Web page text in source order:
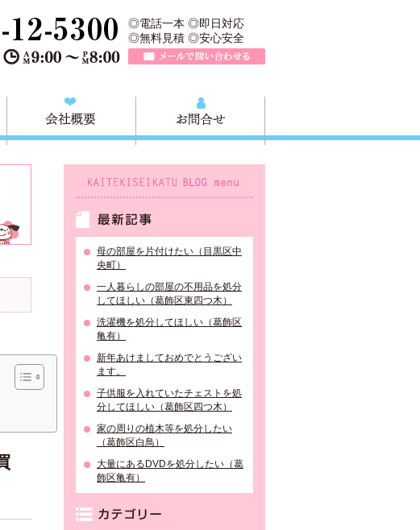
TEL 0120-757-161（年中無休）営業時間AM9:00～
◎電話一本 ◎即日対応
◎無料見積 ◎安心安全
よくある質問
母の部屋を片付けたい（目黒区中
央町）
一人暮らしの部屋の不用品を処分
してほしい（葛飾区東四つ木）
洗濯機を処分してほしい（葛飾区
亀有）
新年あけましておめでとうござい
ます。
子供服を入れていたチェストを処
分してほしい（葛飾区四つ木）
家の周りの植木等を処分したい
（葛飾区白鳥）
大量にあるDVDを処分したい（葛
飾区亀有）